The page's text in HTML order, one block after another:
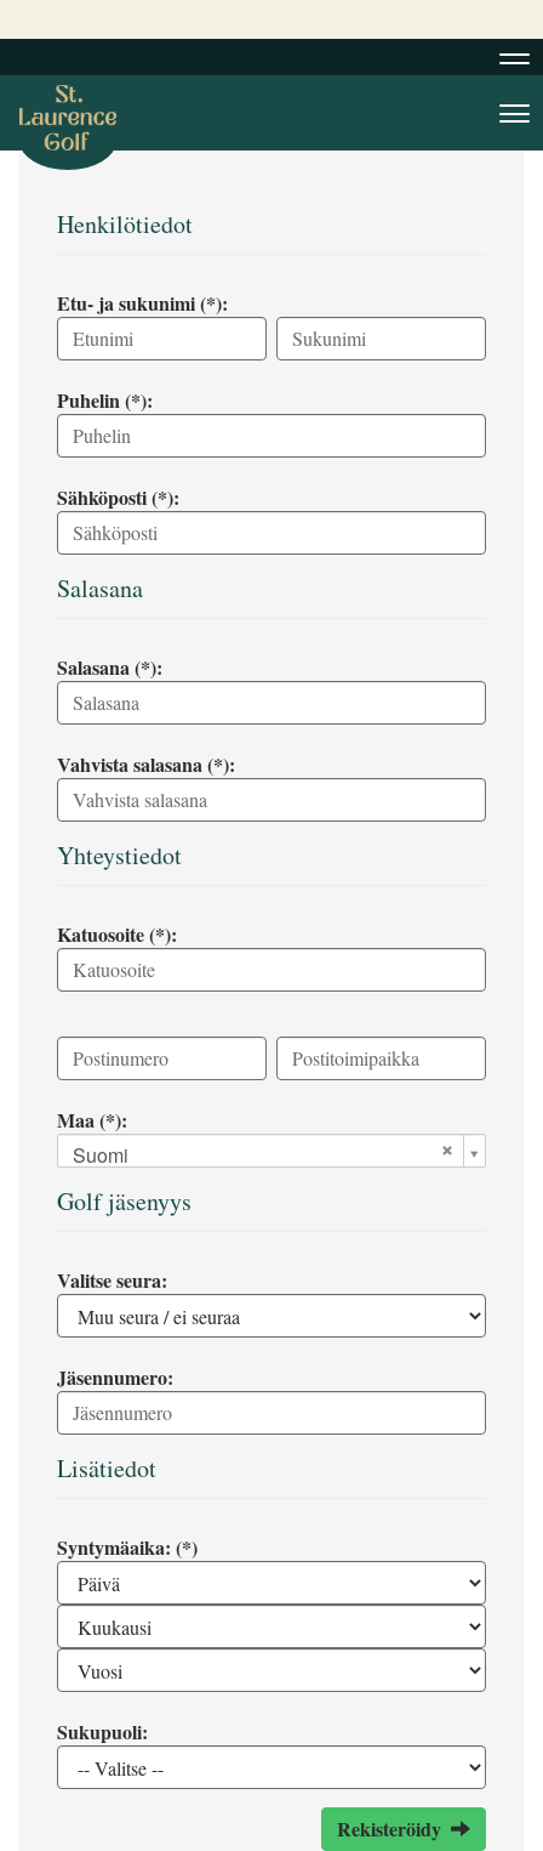
Henkilötiedot
Etu- ja sukunimi (*):
Puhelin (*):
Sähköposti (*):
Salasana
Salasana (*):
Vahvista salasana (*):
Yhteystiedot
Katuosoite (*):
Maa (*):
Suomi
Golf jäsenyys
Valitse seura:
Jäsennumero:
Lisätiedot
Syntymäaika: (*)
Sukupuoli:
Rekisteröidy